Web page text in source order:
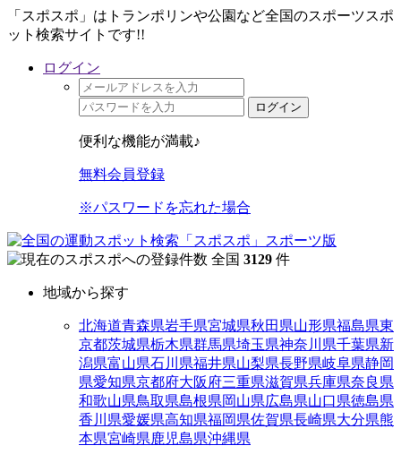
「スポスポ」はトランポリンや公園など全国のスポーツスポ
ット検索サイトです!!
ログイン
ログイン
便利な機能が満載♪
無料会員登録
※パスワードを忘れた場合
全国 3129 件
地域から探す
北海道青森県岩手県宮城県秋田県山形県福島県東
京都茨城県栃木県群馬県埼玉県神奈川県千葉県新
潟県富山県石川県福井県山梨県長野県岐阜県静岡
県愛知県京都府大阪府三重県滋賀県兵庫県奈良県
和歌山県鳥取県島根県岡山県広島県山口県徳島県
香川県愛媛県高知県福岡県佐賀県長崎県大分県熊
本県宮崎県鹿児島県沖縄県